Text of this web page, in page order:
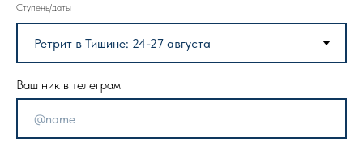
Ступень/даты
Ваш ник в телеграм